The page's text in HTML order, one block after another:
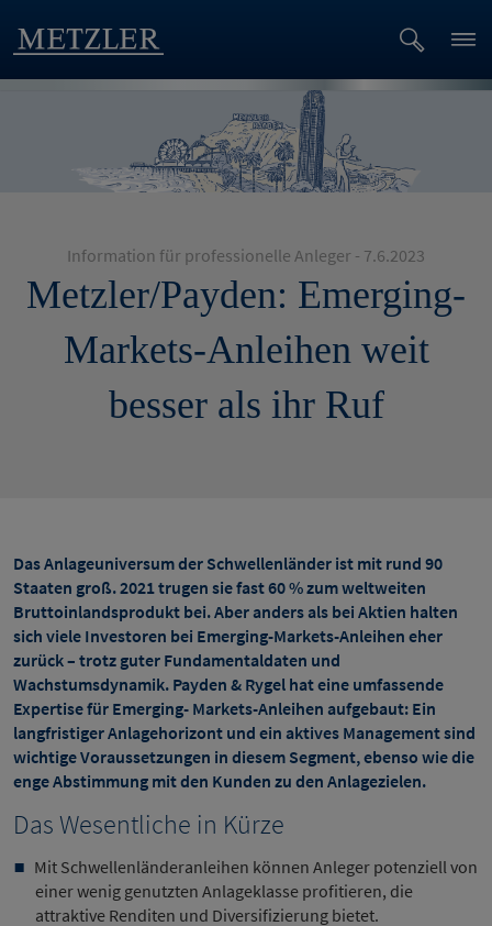
Information für professionelle Anleger - 7.6.2023
Metzler/Payden: Emerging-
Markets-Anleihen weit
besser als ihr Ruf
Das Anlageuniversum der Schwellenländer ist mit rund 90
Staaten groß. 2021 trugen sie fast 60 % zum weltweiten
Bruttoinlandsprodukt bei. Aber anders als bei Aktien halten
sich viele Investoren bei Emerging-Markets-Anleihen eher
zurück – trotz guter Fundamentaldaten und
Wachstumsdynamik. Payden & Rygel hat eine umfassende
Expertise für Emerging- Markets-Anleihen aufgebaut: Ein
langfristiger Anlagehorizont und ein aktives Management sind
wichtige Voraussetzungen in diesem Segment, ebenso wie die
enge Abstimmung mit den Kunden zu den Anlagezielen.
Das Wesentliche in Kürze
Mit Schwellenländeranleihen können Anleger potenziell von
einer wenig genutzten Anlageklasse profitieren, die
attraktive Renditen und Diversifizierung bietet.